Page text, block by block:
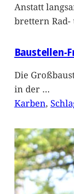
Anstatt
brettern
Baustellen-
Die
in der …
Karben,